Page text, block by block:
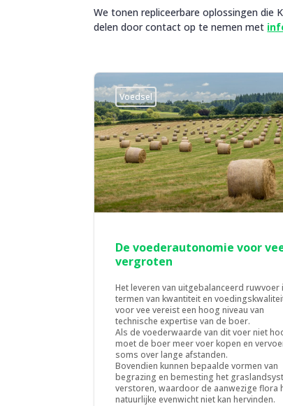
We tonen repliceerbare oplossingen
delen door contact op te nemen met
Voedsel
De voederautonomie voor
vergroten
Het leveren van uitgebalanceerd ruwvoer
termen van kwantiteit en
voor vee vereist een hoog niveau van
technische expertise van de boer.
Als de voederwaarde van dit voer niet
moet de boer meer voer kopen en
soms over lange afstanden.
Bovendien kunnen bepaalde vormen van
begrazing en bemesting het
verstoren, waardoor de aanwezige flora
natuurlijke evenwicht niet kan hervinden.